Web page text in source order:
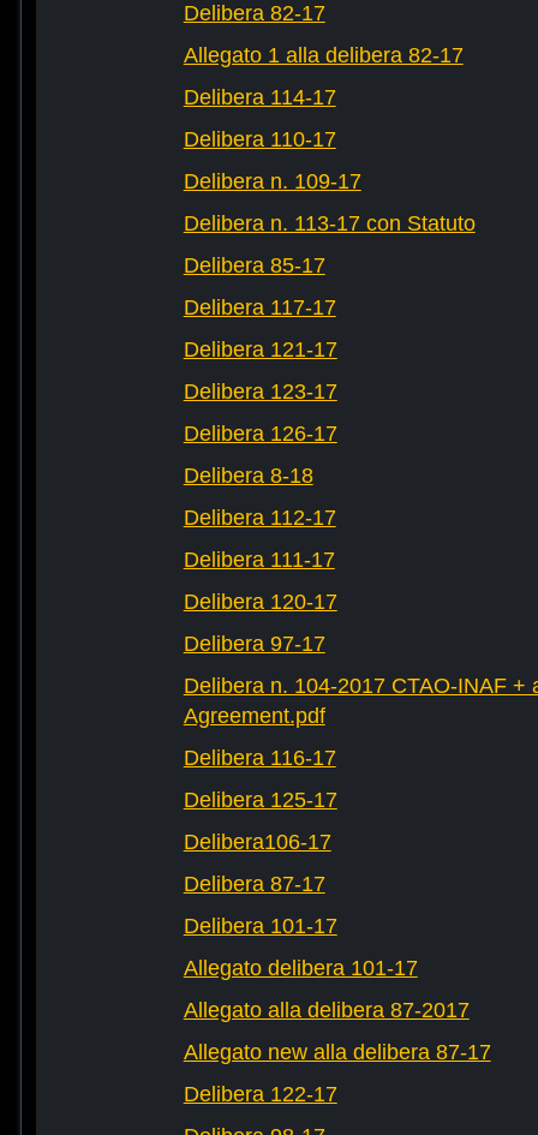
Delibera 82-17
Allegato 1 alla delibera 82-17
Delibera 114-17
Delibera 110-17
Delibera n. 109-17
Delibera n. 113-17 con Statuto
Delibera 85-17
Delibera 117-17
Delibera 121-17
Delibera 123-17
Delibera 126-17
Delibera 8-18
Delibera 112-17
Delibera 111-17
Delibera 120-17
Delibera 97-17
Delibera n. 104-2017 CTAO-INAF +
Agreement.pdf
Delibera 116-17
Delibera 125-17
Delibera106-17
Delibera 87-17
Delibera 101-17
Allegato delibera 101-17
Allegato alla delibera 87-2017
Allegato new alla delibera 87-17
Delibera 122-17